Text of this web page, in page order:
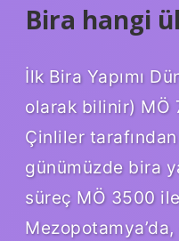
Bira hangi
İlk Bira Yapımı
olarak bilinir) MÖ
Çinliler
günümüzde bira
süreç MÖ 3500